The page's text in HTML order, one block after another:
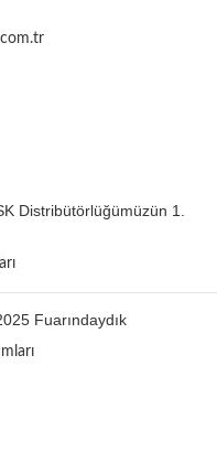
Distribütörlüğümüzün 1.
Fuarındaydık